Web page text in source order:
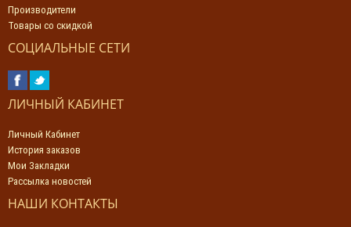
Производители
Товары со скидкой
СОЦИАЛЬНЫЕ СЕТИ
ЛИЧНЫЙ КАБИНЕТ
Личный Кабинет
История заказов
Мои Закладки
Рассылка новостей
НАШИ КОНТАКТЫ